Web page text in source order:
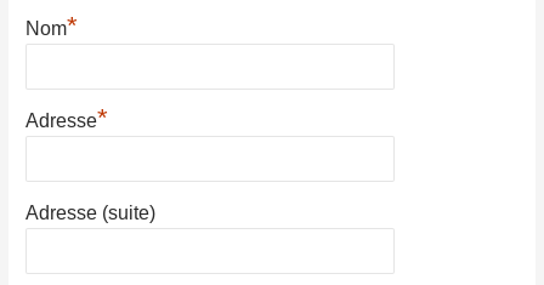
Nom*
Adresse*
Adresse (suite)